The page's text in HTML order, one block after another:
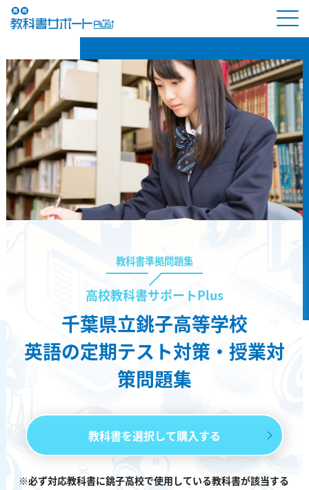
教科書準拠問題集
高校教科書サポートPlus
千葉県立銚子高等学校
英語の定期テスト対策・授業対
策問題集
教科書を選択して購入する
※必ず対応教科書に銚子高校で使用している教科書が該当する